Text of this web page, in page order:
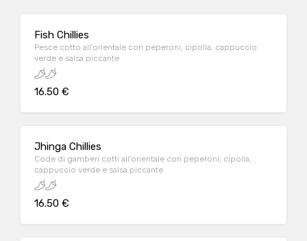
Fish Chillies
Pesce cotto all'orientale con peperoni, cipolla, cappuccio
verde e salsa piccante
16.50 €
Jhinga Chillies
Code di gamberi cotti all'orientale con peperoni, cipolla,
cappuccio verde e salsa piccante
16.50 €